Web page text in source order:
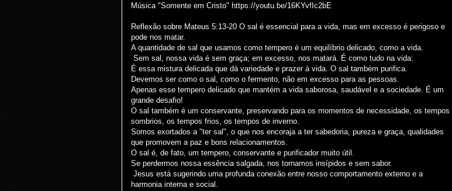
Música "Somente em Cristo" https://youtu.be/16KYvfIc2bE
Reflexão sobre Mateus 5:13-20 O sal é essencial para a vida, mas em excesso é perigoso e
pode nos matar.
A quantidade de sal que usamos como tempero é um equilíbrio delicado, como a vida.
Sem sal, nossa vida é sem graça; em excesso, nos matará. É como tudo na vida:
É essa mistura delicada que dá variedade e prazer à vida. O sal também purifica.
Devemos ser como o sal, como o fermento, não em excesso para as pessoas.
Apenas esse tempero delicado que mantém a vida saborosa, saudável e a sociedade. É um
grande desafio!
O sal também é um conservante, preservando para os momentos de necessidade, os tempos
sombrios, os tempos frios, os tempos de inverno.
Somos exortados a "ter sal", o que nos encoraja a ter sabedoria, pureza e graça, qualidades
que promovem a paz e bons relacionamentos.
O sal é, de fato, um tempero, conservante e purificador muito útil.
Se perdermos nossa essência salgada, nos tornamos insípidos e sem sabor.
Jesus está sugerindo uma profunda conexão entre nosso comportamento externo e a
harmonia interna e social.